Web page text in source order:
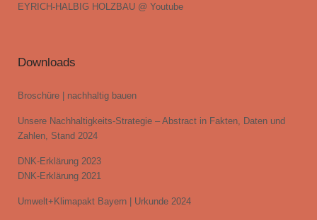
EYRICH-HALBIG HOLZBAU @ Youtube
Downloads
Broschüre | nachhaltig bauen
Unsere Nachhaltigkeits-Strategie – Abstract in Fakten, Daten und
Zahlen, Stand 2024
DNK-Erklärung 2023
DNK-Erklärung 2021
Umwelt+Klimapakt Bayern | Urkunde 2024